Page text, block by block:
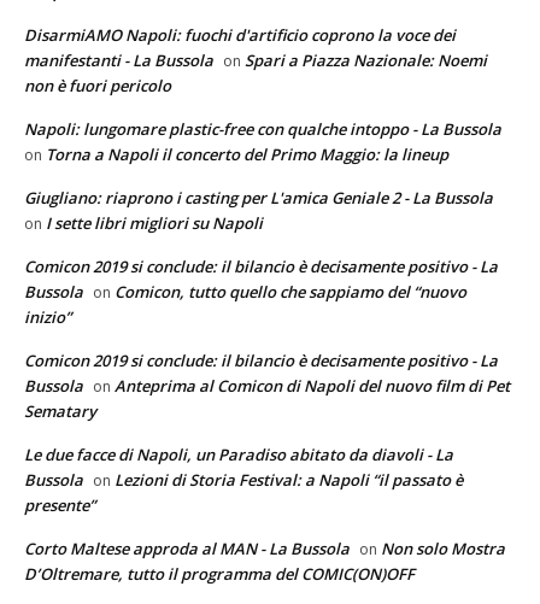
DisarmiAMO Napoli: fuochi d'artificio coprono la voce dei
manifestanti - La Bussola on Spari a Piazza Nazionale: Noemi
non è fuori pericolo
Napoli: lungomare plastic-free con qualche intoppo - La Bussola
on Torna a Napoli il concerto del Primo Maggio: la lineup
Giugliano: riaprono i casting per L'amica Geniale 2 - La Bussola
on I sette libri migliori su Napoli
Comicon 2019 si conclude: il bilancio è decisamente positivo - La
Bussola on Comicon, tutto quello che sappiamo del “nuovo
inizio”
Comicon 2019 si conclude: il bilancio è decisamente positivo - La
Bussola on Anteprima al Comicon di Napoli del nuovo film di Pet
Sematary
Le due facce di Napoli, un Paradiso abitato da diavoli - La
Bussola on Lezioni di Storia Festival: a Napoli “il passato è
presente”
Corto Maltese approda al MAN - La Bussola on Non solo Mostra
D’Oltremare, tutto il programma del COMIC(ON)OFF